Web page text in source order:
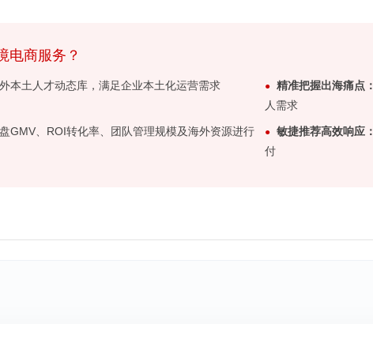
电商服务？
本土人才动态库，满足企业本土化运营需求 精准把握出海痛点：
人需求
GMV、ROI转化率、团队管理规模及海外资源进行
敏捷推荐高效响应：
付